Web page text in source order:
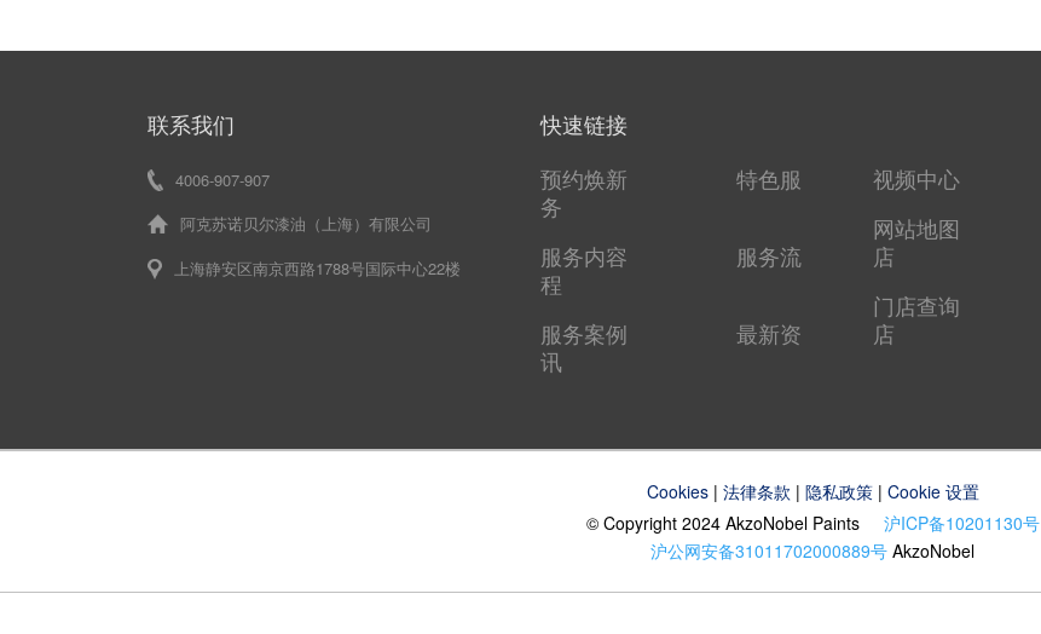
联系我们
4006-907-907
阿克苏诺贝尔漆油（上海）有限公司
上海静安区南京西路1788号国际中心22楼
快速链接
预约焕新
特色服
务
服务内容
服务流
程
服务案例
最新资
讯
视频中心
网站地图
店
门店查询
店
Cookies| 法律条款 | 隐私政策| Cookie 设置
© Copyright 2024 AkzoNobel Paints 沪ICP备10201130号
沪公网安备31011702000889号 AkzoNobel